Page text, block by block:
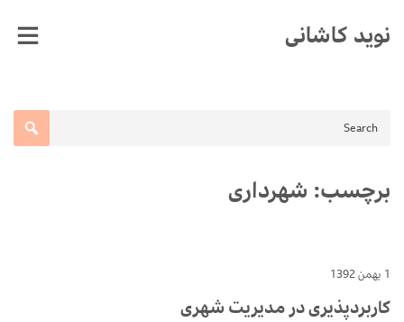
content
نوید کاشانی
برچسب: شهرداری
1 بهمن 1392
کاربردپذیری در مدیریت شهری